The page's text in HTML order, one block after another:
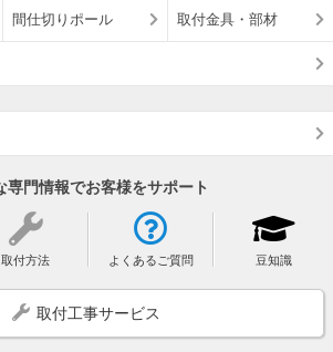
間仕切りポール 取付金具・部材
専門情報でお客様をサポート
取付方法 よくあるご質問 豆知識
取付工事サービス